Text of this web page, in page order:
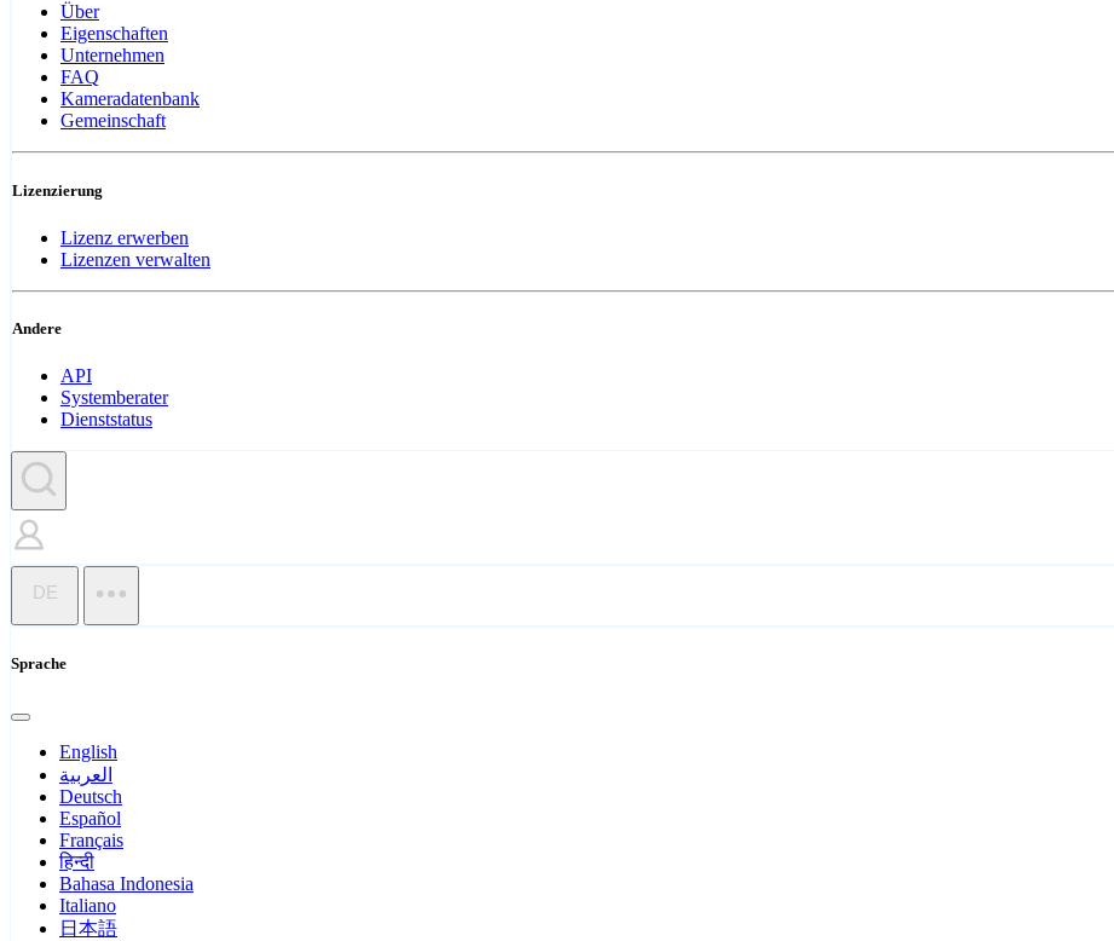
Über
Eigenschaften
Unternehmen
FAQ
Kameradatenbank
Gemeinschaft
Lizenzierung
Lizenz erwerben
Lizenzen verwalten
Andere
API
Systemberater
Dienststatus
DE
Sprache
English
العربية
Deutsch
Español
Français
हिन्दी
Bahasa Indonesia
Italiano
日本語